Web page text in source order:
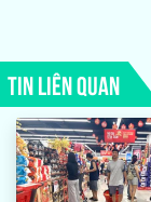
TIN LIÊN QUAN